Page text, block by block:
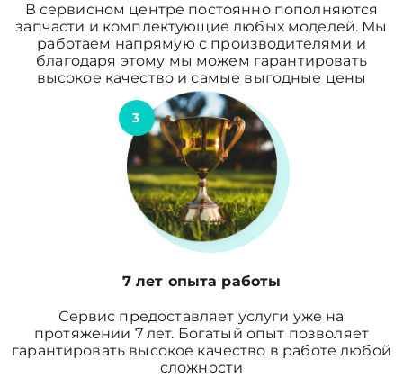
В сервисном центре постоянно пополняются
запчасти и комплектующие любых моделей. Мы
работаем напрямую с производителями и
благодаря этому мы можем гарантировать
высокое качество и самые выгодные цены
3
7 лет опыта работы
Сервис предоставляет услуги уже на
протяжении 7 лет. Богатый опыт позволяет
гарантировать высокое качество в работе любой
сложности